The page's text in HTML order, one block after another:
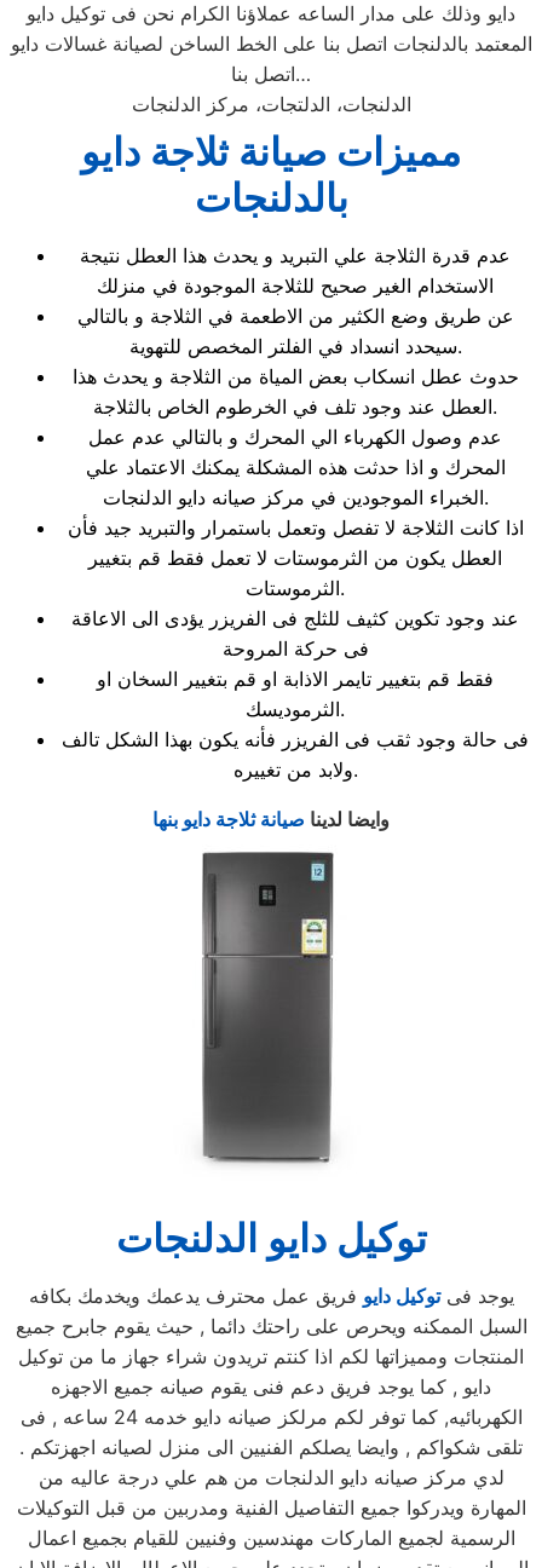
دايو وذلك على مدار الساعه عملاؤنا الكرام نحن فى توكيل دايو
المعتمد بالدلنجات اتصل بنا على الخط الساخن لصيانة غسالات دايو
اتصل بنا…
الدلنجات، الدلتجات، مركز الدلنجات
مميزات صيانة ثلاجة دايو
بالدلنجات
عدم قدرة الثلاجة علي التبريد و يحدث هذا العطل نتيجة
الاستخدام الغير صحيح للثلاجة الموجودة في منزلك
عن طريق وضع الكثير من الاطعمة في الثلاجة و بالتالي
سيحدد انسداد في الفلتر المخصص للتهوية.
حدوث عطل انسكاب بعض المياة من الثلاجة و يحدث هذا
العطل عند وجود تلف في الخرطوم الخاص بالثلاجة.
عدم وصول الكهرباء الي المحرك و بالتالي عدم عمل
المحرك و اذا حدثت هذه المشكلة يمكنك الاعتماد علي
الخبراء الموجودين في مركز صيانه دايو الدلنجات.
اذا كانت الثلاجة لا تفصل وتعمل باستمرار والتبريد جيد فأن
العطل يكون من الثرموستات لا تعمل فقط قم بتغيير
الثرموستات.
عند وجود تكوين كثيف للثلج فى الفريزر يؤدى الى الاعاقة
فى حركة المروحة
فقط قم بتغيير تايمر الاذابة او قم بتغيير السخان او
الثرموديسك.
فى حالة وجود ثقب فى الفريزر فأنه يكون بهذا الشكل تالف
ولابد من تغييره.
وايضا لدينا صيانة ثلاجة دايو بنها
توكيل دايو الدلنجات
يوجد فىتوكيل دايو فريق عمل محترف يدعمك ويخدمك بكافه
السبل الممكنه ويحرص على راحتك دائما , حيث يقوم جابرح جميع
المنتجات ومميزاتها لكم اذا كنتم تريدون شراء جهاز ما من توكيل
دايو , كما يوجد فريق دعم فنى يقوم صيانه جميع الاجهزه
الكهربائيه, كما توفر لكم مرلكز صيانه دايو خدمه 24 ساعه , فى
تلقى شكواكم , وايضا يصلكم الفنيين الى منزل لصيانه اجهزتكم .
لدي مركز صيانه دايو الدلنجات من هم علي درجة عاليه من
المهارة ويدركوا جميع التفاصيل الفنية ومدربين من قبل التوكيلات
الرسمية لجميع الماركات مهندسين وفنيين للقيام بجميع اعمال